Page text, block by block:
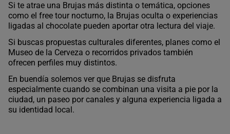
Si te atrae una Brujas más distinta o temática, opciones
como el free tour nocturno, la Brujas oculta o experiencias
ligadas al chocolate pueden aportar otra lectura del viaje.
Si buscas propuestas culturales diferentes, planes como el
Museo de la Cerveza o recorridos privados también
ofrecen perfiles muy distintos.
En buendía solemos ver que Brujas se disfruta
especialmente cuando se combinan una visita a pie por la
ciudad, un paseo por canales y alguna experiencia ligada a
su identidad local.